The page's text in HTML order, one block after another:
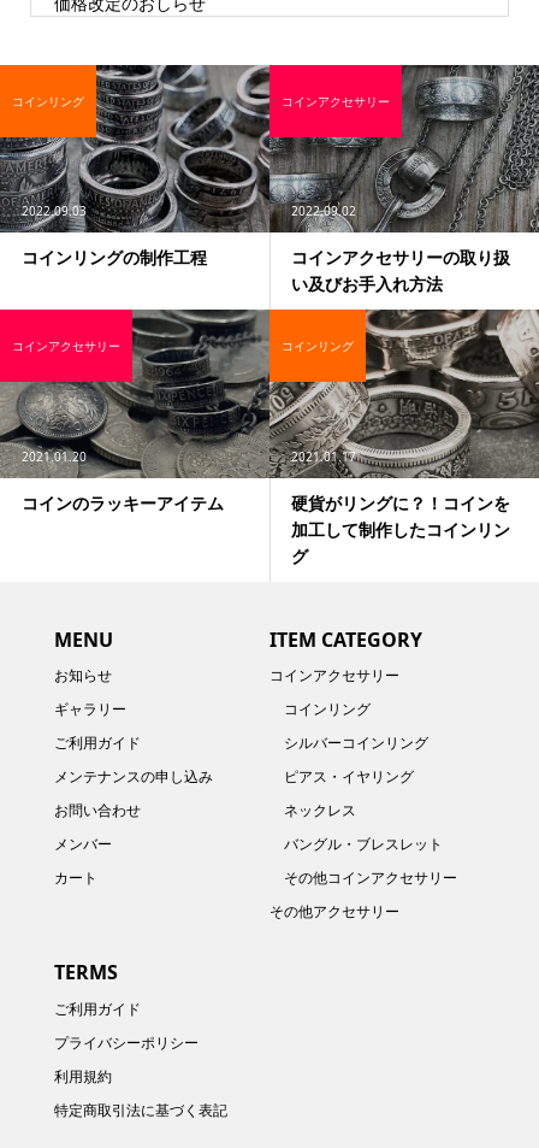
2022.09.03
コインリングの制作工程
コインリング
2022.09.02
コインアクセサリーの取り扱
い及びお手入れ方法
コインアクセサリー
2021.01.20
コインのラッキーアイテム
コインアクセサリー
2021.01.17
硬貨がリングに？！コインを
加工して制作したコインリン
グ
コインリング
MENU
お知らせ
ギャラリー
ご利用ガイド
メンテナンスの申し込み
お問い合わせ
メンバー
カート
ITEM CATEGORY
コインアクセサリー
コインリング
シルバーコインリング
ピアス・イヤリング
ネックレス
バングル・ブレスレット
その他コインアクセサリー
その他アクセサリー
TERMS
ご利用ガイド
プライバシーポリシー
利用規約
特定商取引法に基づく表記